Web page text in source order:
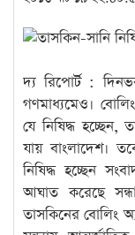
দ্য রিপোর্ট :
গণমাধ্যমেও।
যে নিষিদ্ধ হচ্ছেন,
যায় বাংলাদেশ।
নিষিদ্ধ হচ্ছেন
আঘাত করেছে
তাসকিনের বোলিং